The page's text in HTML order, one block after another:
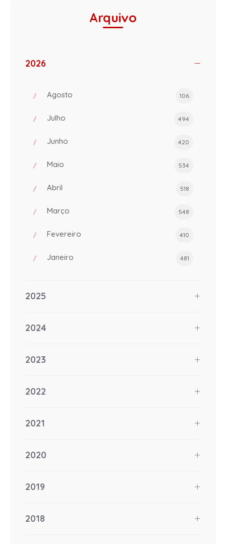
Arquivo
2026
Agosto 106
Julho 494
Junho 420
Maio 534
Abril 518
Março 548
Fevereiro 410
Janeiro 481
2025
2024
2023
2022
2021
2020
2019
2018